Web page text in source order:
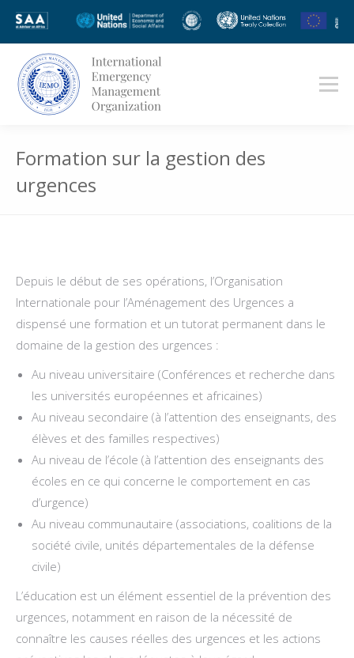
Formation sur la gestion des
urgences
Depuis le début de ses opérations, l’Organisation
Internationale pour l’Aménagement des Urgences a
dispensé une formation et un tutorat permanent dans le
domaine de la gestion des urgences :
Au niveau universitaire (Conférences et recherche dans
les universités européennes et africaines)
Au niveau secondaire (à l’attention des enseignants, des
élèves et des familles respectives)
Au niveau de l’école (à l’attention des enseignants des
écoles en ce qui concerne le comportement en cas
d’urgence)
Au niveau communautaire (associations, coalitions de la
société civile, unités départementales de la défense
civile)
L’éducation est un élément essentiel de la prévention des
urgences, notamment en raison de la nécessité de
connaître les causes réelles des urgences et les actions